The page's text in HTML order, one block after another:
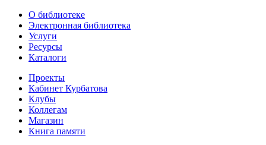
О библиотеке
Электронная библиотека
Услуги
Ресурсы
Каталоги
Проекты
Кабинет Курбатова
Клубы
Коллегам
Магазин
Книга памяти